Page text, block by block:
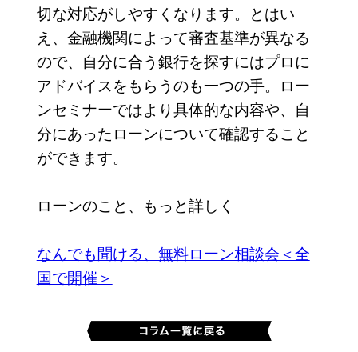
切な対応がしやすくなります。とはい
え、金融機関によって審査基準が異なる
ので、自分に合う銀行を探すにはプロに
アドバイスをもらうのも一つの手。ロー
ンセミナーではより具体的な内容や、自
分にあったローンについて確認すること
ができます。
ローンのこと、もっと詳しく
なんでも聞ける、無料ローン相談会＜全
国で開催＞